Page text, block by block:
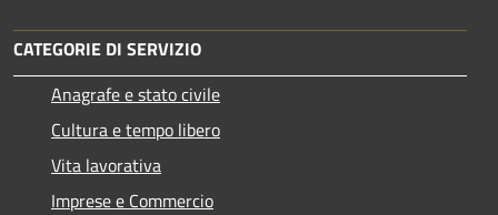
CATEGORIE DI SERVIZIO
Anagrafe e stato civile
Cultura e tempo libero
Vita lavorativa
Imprese e Commercio